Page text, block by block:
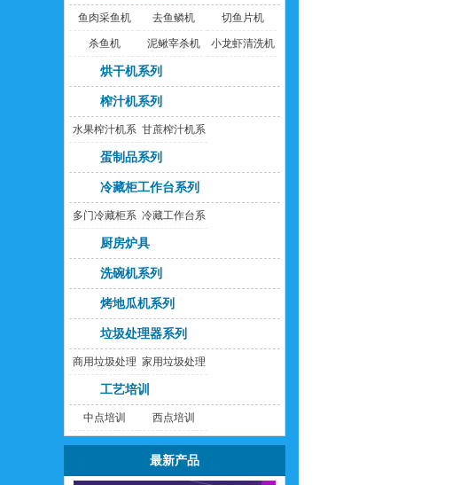
鱼肉采鱼机 去鱼鳞机 切鱼片机
杀鱼机 泥鳅宰杀机 小龙虾清洗机
烘干机系列
榨汁机系列
水果榨汁机系
列
甘蔗榨汁机系
蛋制品系列
冷藏柜工作台系列
多门冷藏柜系
列
冷藏工作台系
厨房炉具
洗碗机系列
烤地瓜机系列
垃圾处理器系列
商用垃圾处理
器
家用垃圾处理
工艺培训
中点培训 西点培训
最新产品